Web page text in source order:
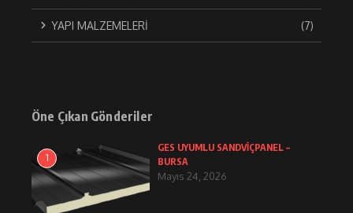
YAPI MALZEMELERİ (7)
Öne Çıkan Gönderiler
1
GES UYUMLU SANDVİÇPANEL –
BURSA
Mayıs 24, 2026